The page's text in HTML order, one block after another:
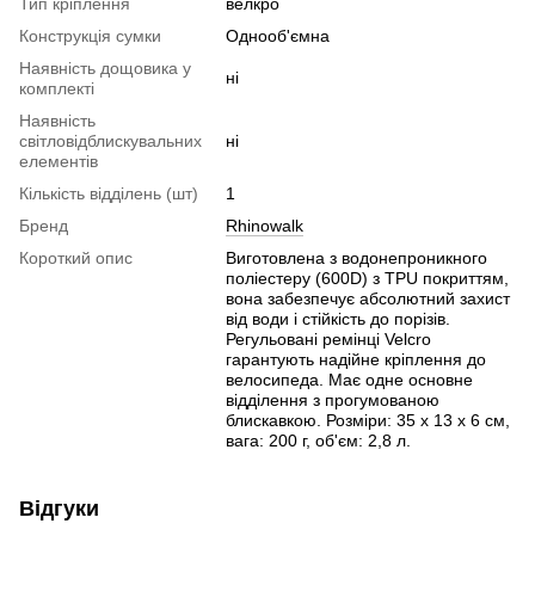
Конструкція сумки
Однооб'ємна
Наявність дощовика у
комплекті
ні
Наявність
світловідблискувальних
елементів
ні
Кількість відділень (шт)
1
Бренд
Rhinowalk
Короткий опис
Виготовлена з водонепроникного
поліестеру (600D) з TPU покриттям,
вона забезпечує абсолютний захист
від води і стійкість до порізів.
Регульовані ремінці Velcro
гарантують надійне кріплення до
велосипеда. Має одне основне
відділення з прогумованою
блискавкою. Розміри: 35 x 13 x 6 см,
вага: 200 г, об'єм: 2,8 л.
Відгуки